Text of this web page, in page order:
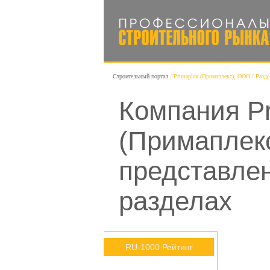
Строительный портал Primaplex (Примаплекс), ООО
Компания
разделах
RU-1000 Рейтинг